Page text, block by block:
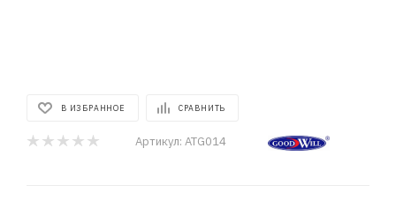
В ИЗБРАННОЕ СРАВНИТЬ
Артикул: ATG014